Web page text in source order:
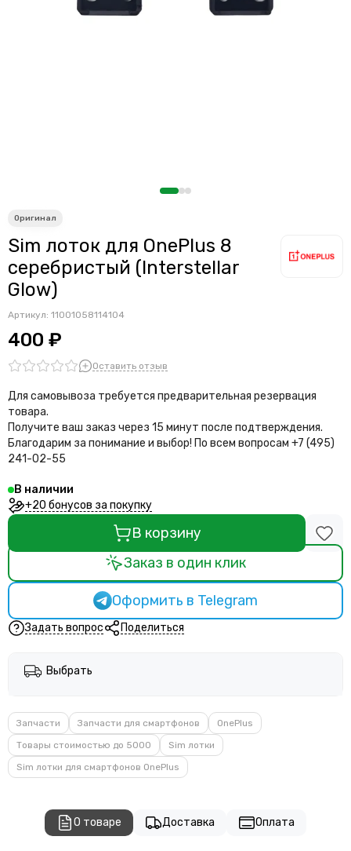
Считыватели, держатели SIM-карты, защелки батареи
Sim лоток для OnePlus 8
серебристый (Interstellar
Glow)
Артикул: 11001058114104
400 ₽
Оставить отзыв
Для самовывоза требуется предварительная резервация
товара.
Получите ваш заказ через 15 минут после подтверждения.
Благодарим за понимание и выбор! По всем вопросам +7 (495)
241-02-55
В наличии
+20 бонусов за покупку
В корзину
Заказ в один клик
Оформить в Telegram
Задать вопрос Поделиться
Выбрать
Запчасти Запчасти для смартфонов
OnePlus
Товары стоимостью до 5000
Sim лотки
Sim лотки для смартфонов OnePlus
О товаре Доставка Оплата